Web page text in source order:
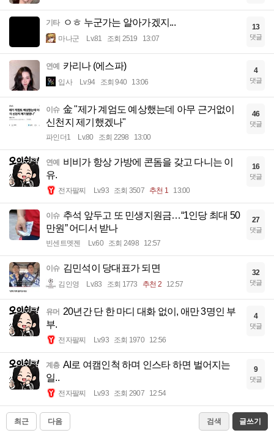
기타 ㅇㅎ 누군가는 알아가겠지...
마나군 Lv.81 조회 2519 13:07
13
댓글
연예 카리나 (에스파)
입사 Lv.94 조회 940 13:06
4
댓글
이슈 金 "제가 계엄도 예상했는데 아무 근거없이
신천지 제기했겠나"
파인더1 Lv.80 조회 2298 13:00
46
댓글
연예
비비가 항상 가방에 콘돔을 갖고 다니는 이
유.
전자팔찌 Lv.93 조회 3507 추천 1 13:00
16
댓글
이슈 추석 앞두고 또 민생지원금…“1인당 최대 50
만원” 어디서 받나
빈센트멧젠 Lv.60 조회 2498 12:57
27
댓글
이슈 김민석이 당대표가 되면
김인영 Lv.83 조회 1773 추천 2 12:57
32
댓글
유머 20년간 단 한 마디 대화 없이, 애만 3명인 부
부.
전자팔찌 Lv.93 조회 1970 12:56
4
댓글
계층 AI로 여캠인척 하며 인스타 하면 벌어지는
일..
전자팔찌 Lv.93 조회 2907 12:54
9
댓글
최근 다음 검색 글쓰기